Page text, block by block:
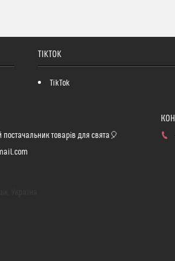
TIKTOK
TikTok
постачальник товарів для свята🎈